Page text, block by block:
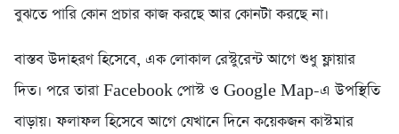
বুঝতে পারি কোন প্রচার কাজ করছে আর কোনটা করছে না।
বাস্তব উদাহরণ হিসেবে, এক লোকাল রেস্টুরেন্ট আগে শুধু ফ্লায়ার
দিত। পরে তারা Facebook পোস্ট ও Google Map-এ উপস্থিতি
বাড়ায়। ফলাফল হিসেবে আগে যেখানে দিনে কয়েকজন কাস্টমার